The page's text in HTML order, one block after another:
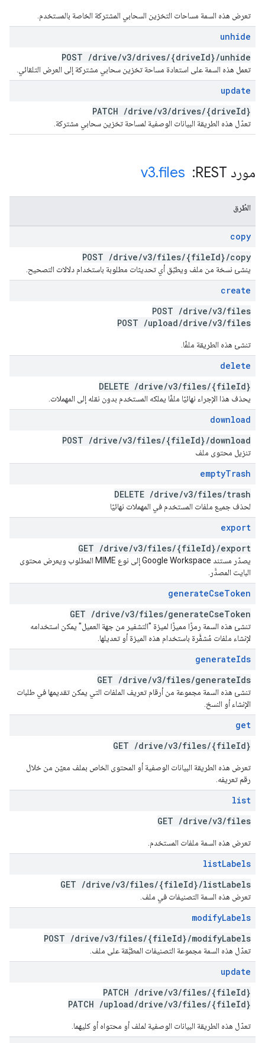
تعرض هذه السمة مساحات التخزين السحابي المشتركة الخاصة بالمستخدم.
unhide
POST /drive/v3/drives/{driveId}/unhide
تعمل هذه السمة على استعادة مساحة تخزين سحابي مشتركة إلى العرض التلقائي.
update
PATCH /drive/v3/drives/{driveId}
تعدّل هذه الطريقة البيانات الوصفية لمساحة تخزين سحابي مشتركة.
مورد REST: ‏ v3.files
الطُرق
copy
POST /drive/v3/files/{fileId}/copy
ينشئ نسخة من ملف ويطبّق أي تحديثات مطلوبة باستخدام دلالات التصحيح.
create
POST /drive/v3/files
POST /upload/drive/v3/files
تنشئ هذه الطريقة ملفًا.
delete
DELETE /drive/v3/files/{fileId}
يحذف هذا الإجراء نهائيًا ملفًا يملكه المستخدم بدون نقله إلى المهملات.
download
POST /drive/v3/files/{fileId}/download
تنزيل محتوى ملف
emptyTrash
DELETE /drive/v3/files/trash
لحذف جميع ملفات المستخدم في المهملات نهائيًا
export
GET /drive/v3/files/{fileId}/export
يصدّر مستند Google Workspace إلى نوع MIME المطلوب ويعرض محتوى
البايت المصدَّر.
generateCseToken
GET /drive/v3/files/generateCseToken
تنشئ هذه السمة رمزًا مميزًا لميزة "التشفير من جهة العميل" يمكن استخدامه
لإنشاء ملفات مُشفَّرة باستخدام هذه الميزة أو تعديلها.
generateIds
GET /drive/v3/files/generateIds
تنشئ هذه السمة مجموعة من أرقام تعريف الملفات التي يمكن تقديمها في طلبات
الإنشاء أو النسخ.
get
GET /drive/v3/files/{fileId}
تعرض هذه الطريقة البيانات الوصفية أو المحتوى الخاص بملف معيّن من خلال
رقم تعريفه.
list
GET /drive/v3/files
تعرض هذه السمة ملفات المستخدم.
listLabels
GET /drive/v3/files/{fileId}/listLabels
تعرض هذه السمة التصنيفات في ملف.
modifyLabels
POST /drive/v3/files/{fileId}/modifyLabels
تعدّل هذه السمة مجموعة التصنيفات المطبَّقة على ملف.
update
PATCH /drive/v3/files/{fileId}
PATCH /upload/drive/v3/files/{fileId}
تعدّل هذه الطريقة البيانات الوصفية لملف أو محتواه أو كليهما.